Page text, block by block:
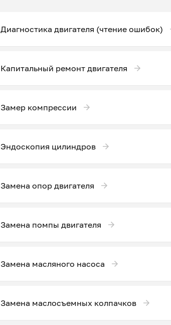
Диагностика двигателя (чтение ошибок)
Капитальный ремонт двигателя
Замер компрессии
Эндоскопия цилиндров
Замена опор двигателя
Замена помпы двигателя
Замена масляного насоса
Замена маслосъемных колпачков